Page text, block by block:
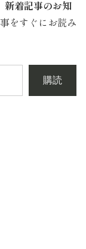
イ...
新着記事のお知
をすぐにお読み
購読